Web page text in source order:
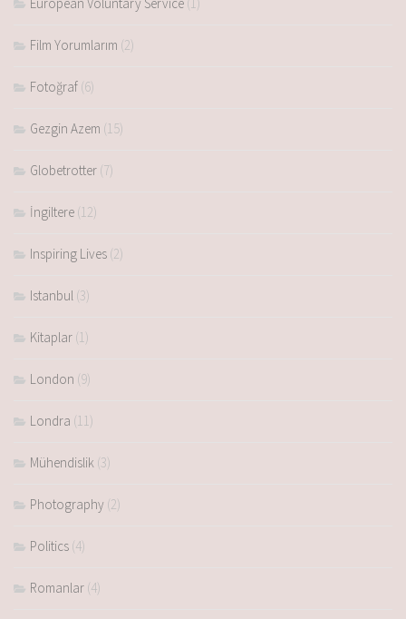
Film Yorumlarım (2)
Fotoğraf (6)
Gezgin Azem (15)
Globetrotter (7)
İngiltere (12)
Inspiring Lives (2)
Istanbul (3)
Kitaplar (1)
London (9)
Londra (11)
Mühendislik (3)
Photography (2)
Politics (4)
Romanlar (4)